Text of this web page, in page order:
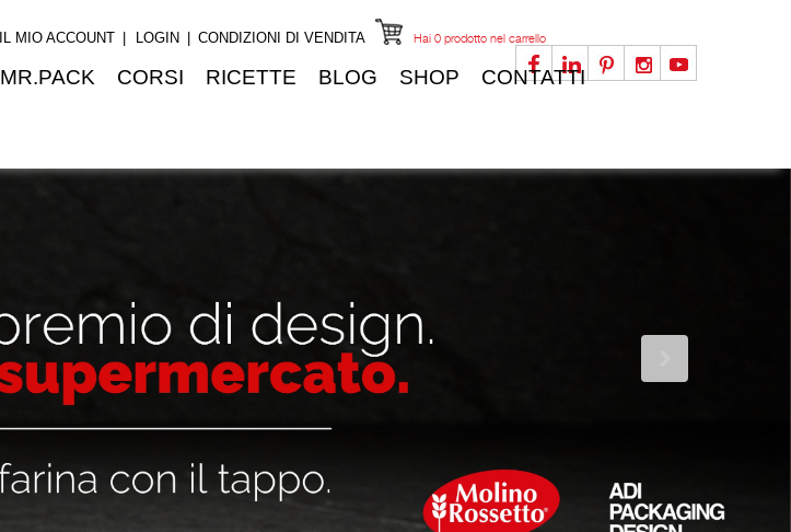
IL MIO ACCOUNT LOGIN CONDIZIONI DI VENDITA Hai 0 prodotto nel carrello
MR.PACK CORSI RICETTE BLOG SHOP CONTATTI